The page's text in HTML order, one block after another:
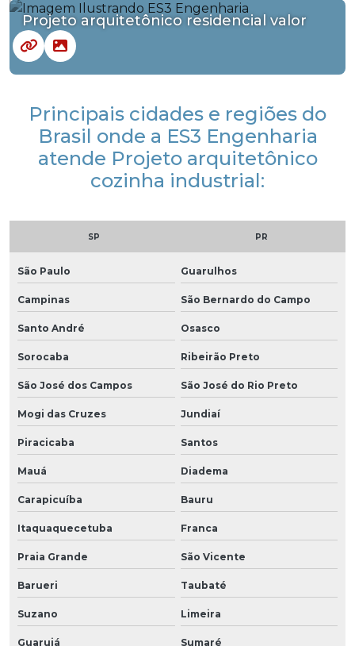
Projeto arquitetônico residencial valor
Principais cidades e regiões do
Brasil onde a ES3 Engenharia
atende Projeto arquitetônico
cozinha industrial:
SP PR
São Paulo Guarulhos
Campinas São Bernardo do Campo
Santo André Osasco
Sorocaba Ribeirão Preto
São José dos Campos São José do Rio Preto
Mogi das Cruzes Jundiaí
Piracicaba Santos
Mauá Diadema
Carapicuíba Bauru
Itaquaquecetuba Franca
Praia Grande São Vicente
Barueri Taubaté
Suzano Limeira
Guarujá Sumaré